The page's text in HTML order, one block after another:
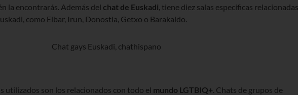
la encontrarás. Además del chat de Euskadi , tiene diez salas específicas relacionadas
como Eibar, Irun, Donostia, Getxo o Barakaldo.
utilizados son los relacionados con todo el mundo LGTBIQ+ . Chats de grupos de